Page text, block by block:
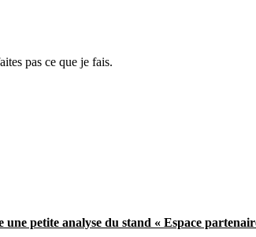
pas ce que je fais.
une petite analyse du stand « Espace